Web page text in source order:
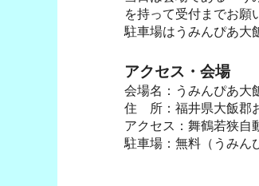
を持って受付までお願
駐車場はうみんぴあ大
アクセス・会場
会場名：うみんぴあ大
住 所：福井県大飯郡
アクセス：舞鶴若狭
駐車場：無料（うみん